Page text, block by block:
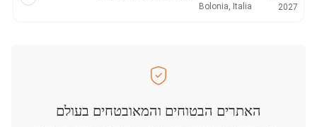
2027
Bolonia, Italia
האתרים הבטוחים והמאובטחים בעולם